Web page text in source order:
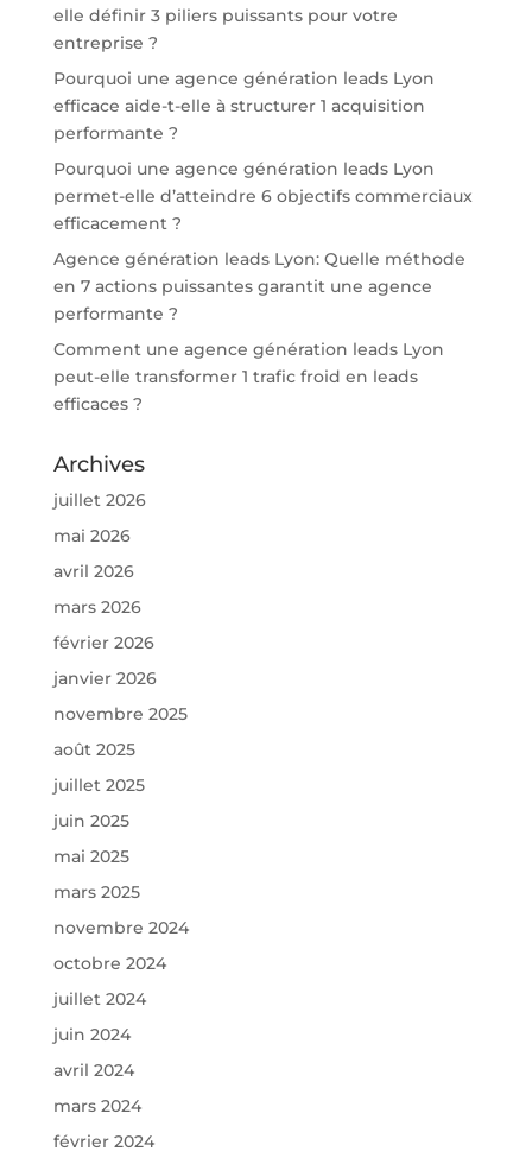
elle définir 3 piliers puissants pour votre
entreprise ?
Pourquoi une agence génération leads Lyon
efficace aide-t-elle à structurer 1 acquisition
performante ?
Pourquoi une agence génération leads Lyon
permet-elle d’atteindre 6 objectifs commerciaux
efficacement ?
Agence génération leads Lyon: Quelle méthode
en 7 actions puissantes garantit une agence
performante ?
Comment une agence génération leads Lyon
peut-elle transformer 1 trafic froid en leads
efficaces ?
Archives
juillet 2026
mai 2026
avril 2026
mars 2026
février 2026
janvier 2026
novembre 2025
août 2025
juillet 2025
juin 2025
mai 2025
mars 2025
novembre 2024
octobre 2024
juillet 2024
juin 2024
avril 2024
mars 2024
février 2024